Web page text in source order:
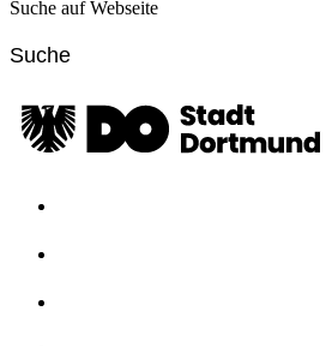
Suche auf Webseite